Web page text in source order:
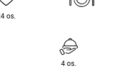
os.
4 os.